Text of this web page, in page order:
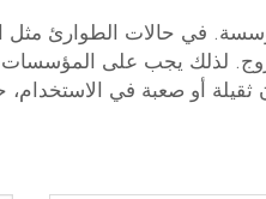
في حالات الطوارئ مثل
لذلك يجب على
ثقيلة أو صعبة في